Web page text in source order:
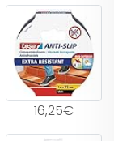
16,25€